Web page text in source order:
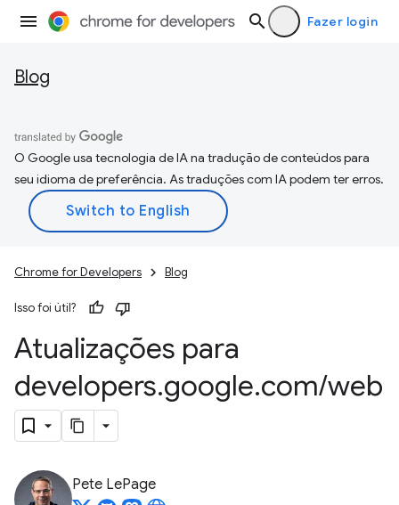
Fazer login
Blog
O Google usa tecnologia de IA na tradução de conteúdos para
seu idioma de preferência. As traduções com IA podem ter erros.
Chrome for Developers Blog
Isso foi útil?
Atualizações para
developers.google.com/web
Pete LePage